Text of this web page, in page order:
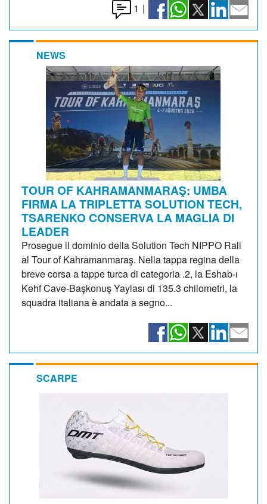
1 |
NEWS
TOUR OF KAHRAMANMARAŞ: UMBA
FIRMA LA TRIPLETTA SOLUTION TECH,
TSARENKO CONSERVA LA MAGLIA DI
LEADER
Prosegue il dominio della Solution Tech NIPPO Rali
al Tour of Kahramanmaraş. Nella tappa regina della
breve corsa a tappe turca di categoria .2, la Eshab-ı
Kehf Cave-Başkonuş Yaylası di 135.3 chilometri, la
squadra italiana è andata a segno...
SCARPE